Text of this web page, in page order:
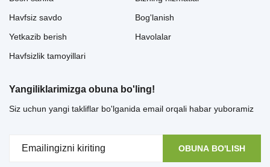
Havfsiz savdo
Yetkazib berish
Havfsizlik tamoyillari
Bog'lanish
Havolalar
Yangiliklarimizga obuna bo'ling!
Siz uchun yangi takliflar bo'lganida email orqali habar yuboramiz
OBUNA BO'LISH